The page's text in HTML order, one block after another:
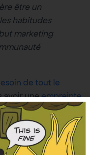
être un
habitudes
marketing
de tout le
avoir uneempreinte
an maximumpour
personnes avec
à ce qu’il
Non